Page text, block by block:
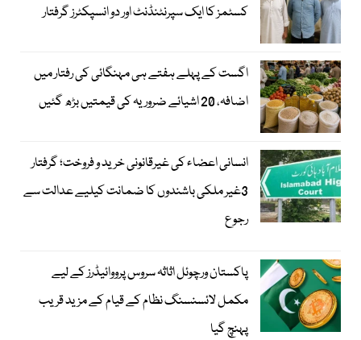
کسٹمز کا ایک سپرنٹنڈنٹ اور دو انسپکٹرز گرفتار
اگست کے پہلے ہفتے ہی مہنگائی کی رفتار میں
اضافہ، 20 اشیائے ضروریہ کی قیمتیں بڑھ گئیں
انسانی اعضاء کی غیرقانونی خرید و فروخت؛ گرفتار
3غیر ملکی باشندوں کا ضمانت کیلیے عدالت سے
رجوع
پاکستان ورچوئل اثاثہ سروس پرووائیڈرز کے لیے
مکمل لائسنسنگ نظام کے قیام کے مزید قریب
پہنچ گیا